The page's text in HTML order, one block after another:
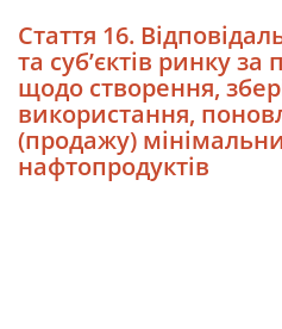
Стаття 16.
та суб’єктів ринку
щодо створення,
використання,
(продажу)
нафтопродуктів